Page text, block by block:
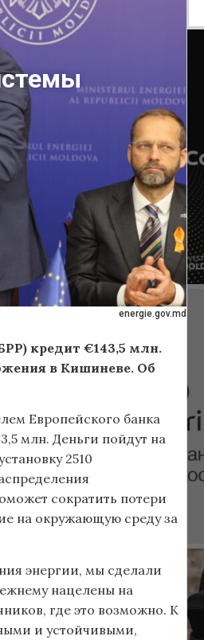
energie.gov.md
кредит €143,5 млн.
в Кишиневе. Об
Европейского банка
млн. Деньги пойдут на
2510
сократить потери
на окружающую среду за
энергии, мы сделали
нацелены на
где это возможно. К
и устойчивыми,